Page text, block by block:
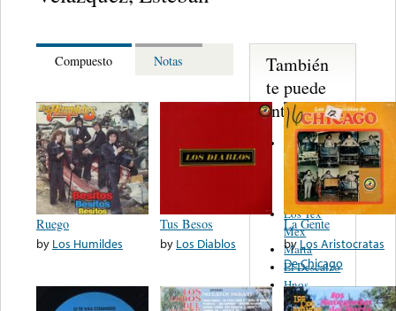
Compuesto Notas
Ruego
by Los Humildes
Tus Besos
by Los Diablos
La Gente
byLos Aristocratas
De Chicago
También
te puede
interesar...
Los Sultanes
Del Norte De
Jose Luis
Avendaño
Los Tex
Mex
Marta
El Descalzo
Hnos.
Vazquez